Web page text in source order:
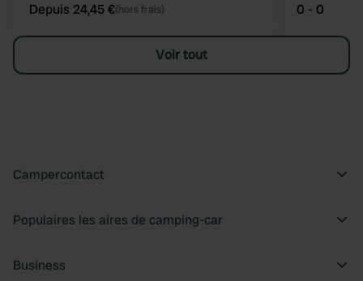
Depuis 24,45 €(hors frais) 0 - 0
Voir tout
Campercontact
Populaires les aires de camping-car
Business